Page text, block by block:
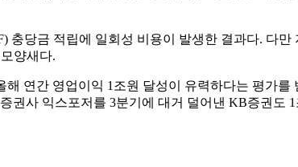
당금 적립에 일회성 비용이 발생한 결과다. 다
양새다.
연간 영업이익 1조원 달성이 유력하다는 평가
사 익스포저를 3분기에 대거 덜어낸 KB증권도